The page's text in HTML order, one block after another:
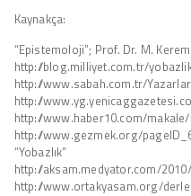
Kaynakça:
“Epistemoloji”; Prof. Dr. M.
http://blog.milliyet.com.tr/
http://www.sabah.com.tr/
http://
http://www.haber10.com/
http://www.gezmek.org/
“Yobazlık”
http://aksam.medyator.com/
http://www.ortakyasam.org/